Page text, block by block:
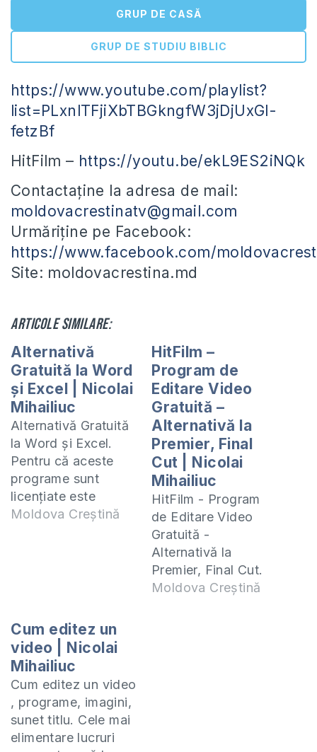
GRUP DE CASĂ
GRUP DE STUDIU BIBLIC
https://www.youtube.com/playlist?
list=PLxnlTFjiXbTBGkngfW3jDjUxGI-
fetzBf
HitFilm – https://youtu.be/ekL9ES2iNQk
Contactaține la adresa de mail:
moldovacrestinatv@gmail.com
Urmăriține pe Facebook:
https://www.facebook.com/
Site: moldovacrestina.md
Articole similare:
Alternativă
Gratuită la Word
și Excel | Nicolai
Mihailiuc
Alternativă Gratuită
la Word și Excel.
Pentru că aceste
programe sunt
licențiate este
nevoie de investit
comodă pentru lucru
care îl faceți
indiferent dacă vă
aflați acasă lîngă
computer sau
plecați undeva…
Moldova Creștină
HitFilm –
Program de
Editare Video
Gratuită –
Alternativă la
Premier, Final
Cut | Nicolai
Mihailiuc
HitFilm - Program
de Editare Video
Gratuită -
Alternativă la
Premier, Final Cut.
Recomand HitFilm
Moldova Creștină
Cum editez un
video | Nicolai
Mihailiuc
Cum editez un video
, programe, imagini,
sunet titlu. Cele mai
elimentare lucruri